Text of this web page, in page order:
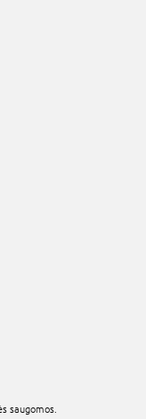
saugomos.